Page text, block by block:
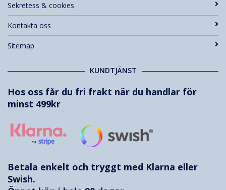
Sekretess & cookies
Kontakta oss
Sitemap
KUNDTJÄNST
Hos oss får du fri frakt när du handlar för
minst 499kr
Betala enkelt och tryggt med Klarna eller
Swish.